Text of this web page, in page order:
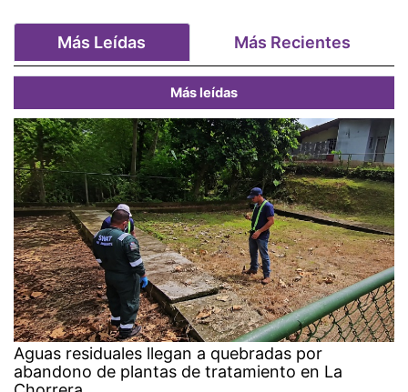
Más Leídas Más Recientes
Más leídas
Aguas residuales llegan a quebradas por
abandono de plantas de tratamiento en La